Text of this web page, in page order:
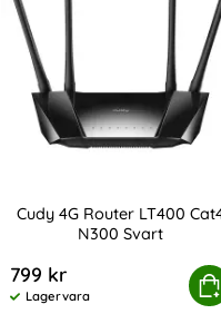
Cudy 4G Router LT400
N300 Svart
799 kr
Tillgänglighet:
Lagervara
Köp
Cudy 4G Router